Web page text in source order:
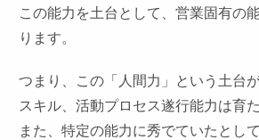
この能力を土台として、営業固有の
ります。
つまり、この「人間力」という土台
スキル、活動プロセス遂行能力は育
また、特定の能力に秀でていたとし